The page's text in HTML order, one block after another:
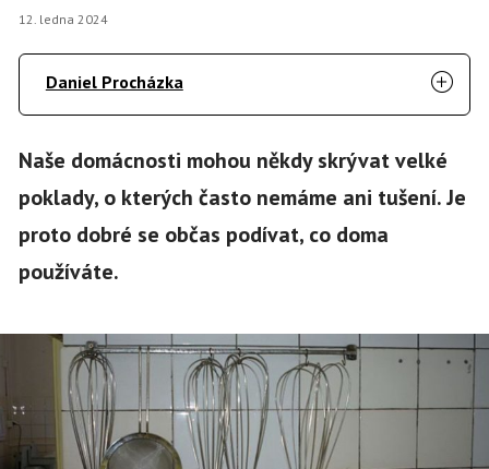
12. ledna 2024
Daniel Procházka
Naše domácnosti mohou někdy skrývat velké
poklady, o kterých často nemáme ani tušení. Je
proto dobré se občas podívat, co doma
používáte.